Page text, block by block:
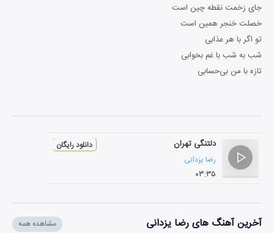
جای زخمت نقطه‌ چین است
خصلت خنجر همین است
تو اگر با هر عذابی
شب به شب با غم بخوابی
تازه با من بی‌حسابی
دلتنگی تهران
رضا یزدانی
۰۳:۳۵
دانلود رایگان
آخرین آهنگ های رضا یزدانی مشاهده همه